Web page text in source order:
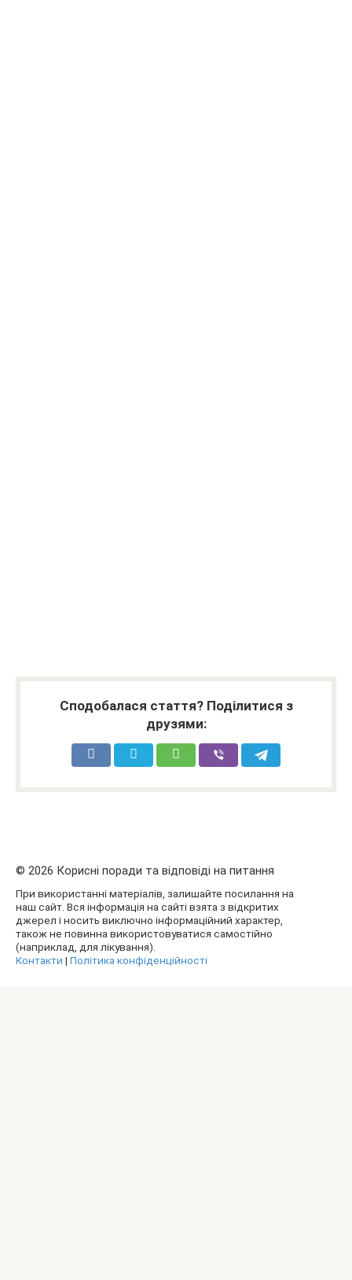
Сподобалася стаття? Поділитися з
друзями:
© 2026 Корисні поради та відповіді на питання
При використанні матеріалів, залишайте посилання на
наш сайт. Вся інформація на сайті взята з відкритих
джерел і носить виключно інформаційний характер,
також не повинна використовуватися самостійно
(наприклад, для лікування).
Контакти | Політика конфіденційності